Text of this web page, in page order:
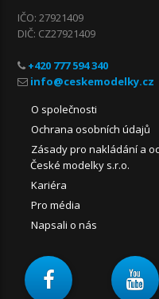
IČO: 27921409
DIČ: CZ27921409
+420 777 594 340
O společnosti
Ochrana osobních údajů
Zásady pro nakládání a
České modelky s.r.o.
Kariéra
Pro média
Napsali o nás